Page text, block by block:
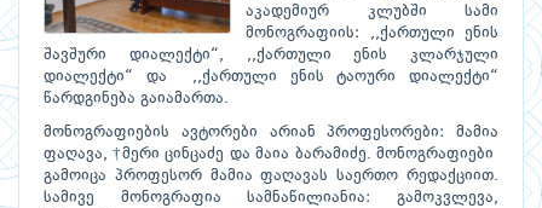
აკადემიურ კლუბში სამი
მონოგრაფიის: ,,ქართული ენის
შავშური დიალექტი“, ,,ქართული ენის კლარჯული
დიალექტი“ და ,,ქართული ენის ტაოური დიალექტი“
წარდგინება გაიამართა.
მონოგრაფიების ავტორები არიან პროფესორები: მამია
ფაღავა, †მერი ცინცაძე და მაია ბარამიძე. მონოგრაფიები
გამოიცა პროფესორ მამია ფაღავას საერთო რედაქციით.
სამივე მონოგრაფია სამნაწილიანია: გამოკვლევა,